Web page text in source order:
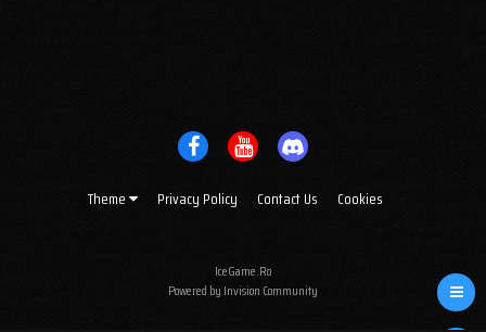
Theme Privacy Policy Contact Us Cookies
IceGame.Ro
Powered by Invision Community